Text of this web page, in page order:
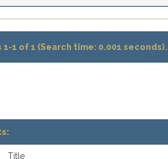
1-1 of 1 (Search time: 0.001 seconds).
Title